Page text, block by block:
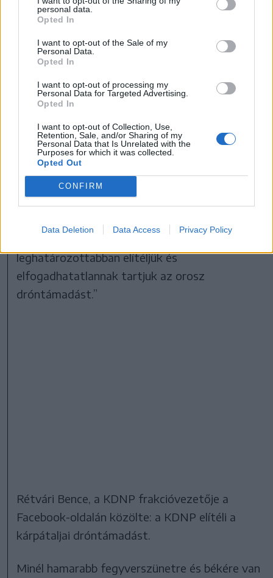
personal data.
Opted In
I want to opt-out of the Sale of my
Personal Data.
Opted In
I want to opt-out of processing my
Personal Data for Targeted Advertising.
Opted In
I want to opt-out of Collection, Use,
Retention, Sale, and/or Sharing of my
Personal Data that Is Unrelated with the
Purposes for which it was collected.
Opted Out
CONFIRM
Data Deletion Data Access Privacy Policy
A Fidesz és a
Kereszténydemokrata
Néppárt (KDNP)
frakcióvezetője egyaránt
elítélte a Kárpátalját ért
szerdai orosz
dróntámadást.
Gulyás Gergely, a Fidesz frakcióvezetője a
magyarság nem tehet a háborúról. A
leghatározottabban elítéljük és
elfogadhatatlannak tartjuk az orosz
dróntámadást.”
Rétvári Bence, a KDNP frakcióvezetője a
Facebook-oldalán közölte: a KDNP elítéli a
kárpátaljai dróntámadást.
Minél hamarabb fegyverszünetre és békére van